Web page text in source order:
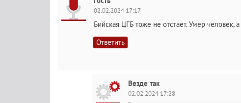
02.02.2024 17:17
Бийская ЦГБ тоже не отстает. Умер человек,
Ответить
Везде так
02.02.2024 17:28